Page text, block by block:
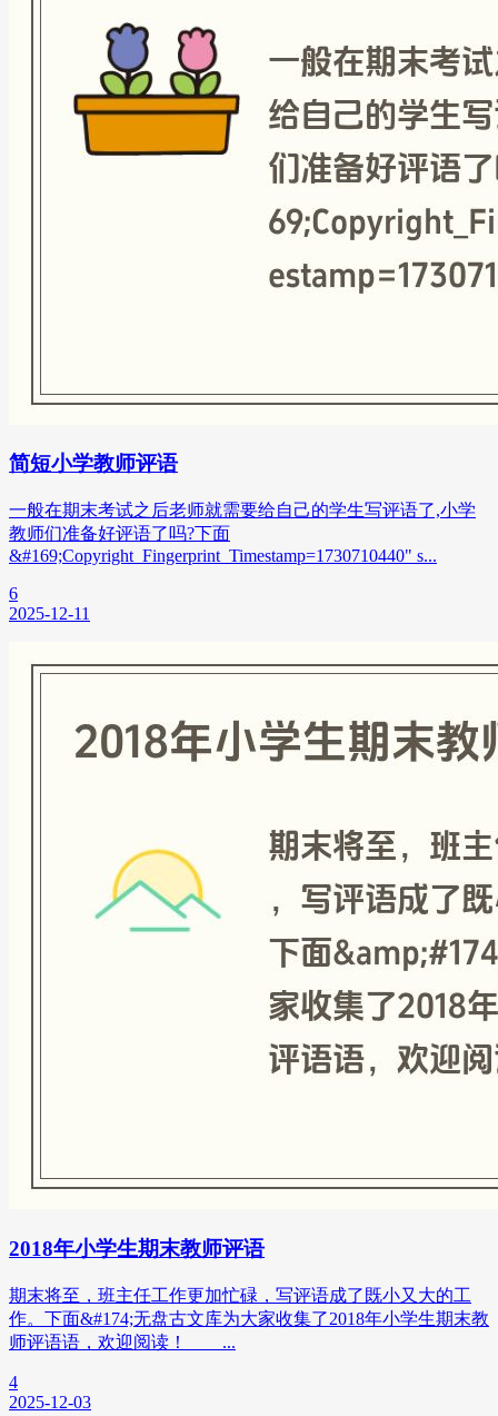
简短小学教师评语
一般在期末考试之后老师就需要给自己的学生写评语了,小学
教师们准备好评语了吗?下面
&#169;Copyright_Fingerprint_Timestamp=1730710440" s...
6
2025-12-11
2018年小学生期末教师评语
期末将至，班主任工作更加忙碌，写评语成了既小又大的工
作。下面&#174;无盘古文库为大家收集了2018年小学生期末教
师评语语，欢迎阅读！ ...
4
2025-12-03